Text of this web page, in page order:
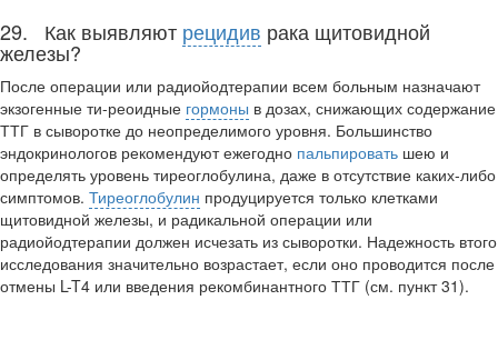
29. Как выявляют рецидив рака щитовидной
железы?
После операции или радиойодтерапии всем больным назначают
экзогенные ти-реоидные гормоны в дозах, снижающих содержание
ТТГ в сыворотке до неопреде­лимого уровня. Большинство
эндокринологов рекомендуют ежегодно пальпировать шею и
определять уровень тиреоглобулина, даже в отсутствие каких-либо
симптомов. Тиреоглобулин продуцируется только клетками
щитовидной железы, и радикальной операции или
радиойодтерапии должен исчезать из сыворотки. На­дежность втого
исследования значительно возрастает, если оно проводится после
отмены L-T4 или введения рекомбинантного ТТГ (см. пункт 31).